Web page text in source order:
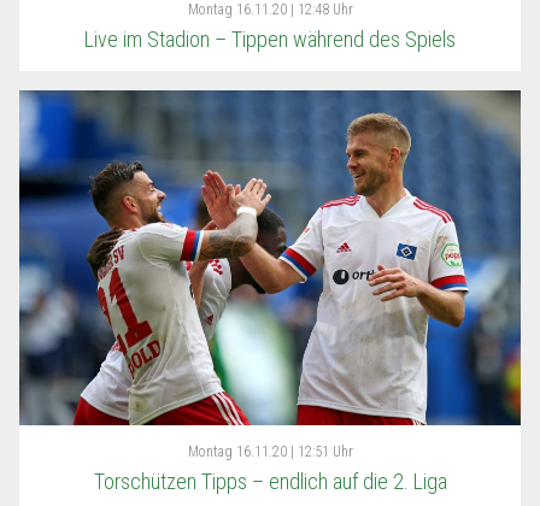
Montag 16.11.20 | 12:48 Uhr
Live im Stadion – Tippen während des Spiels
Montag 16.11.20 | 12:51 Uhr
Torschützen Tipps – endlich auf die 2. Liga